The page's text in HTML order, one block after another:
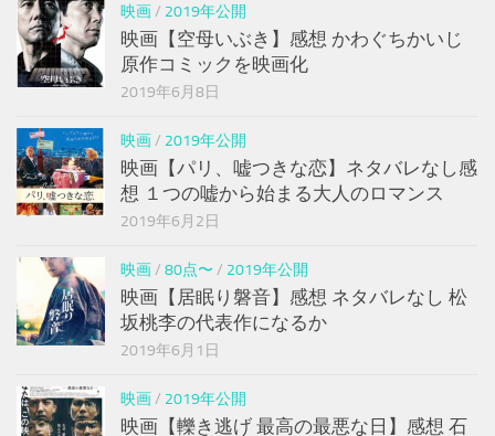
映画/ 2019年公開
映画【空母いぶき】感想 かわぐちかいじ
原作コミックを映画化
2019年6月8日
映画/ 2019年公開
映画【パリ、嘘つきな恋】ネタバレなし感
想 １つの嘘から始まる大人のロマンス
2019年6月2日
映画/ 80点〜 / 2019年公開
映画【居眠り磐音】感想 ネタバレなし 松
坂桃李の代表作になるか
2019年6月1日
映画/ 2019年公開
映画【轢き逃げ 最高の最悪な日】感想 石